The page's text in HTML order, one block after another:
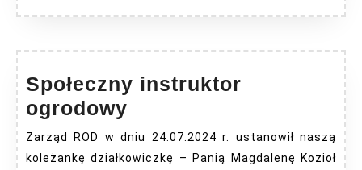
Społeczny instruktor
ogrodowy
instruktor
ogrodowy
Zarząd ROD w dniu 24.07.2024 r. ustanowił naszą
koleżankę działkowiczkę – Panią Magdalenę Kozioł